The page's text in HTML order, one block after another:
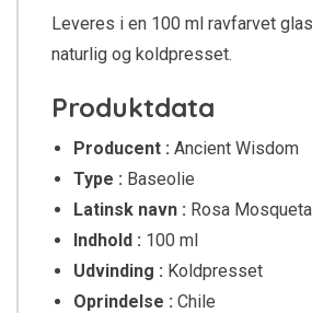
Leveres i en 100 ml ravfarvet
naturlig og koldpresset.
Produktdata
Producent : Ancient Wisdom
Type : Baseolie
Latinsk navn : Rosa Mosqueta
Indhold : 100 ml
Udvinding : Koldpresset
Oprindelse : Chile